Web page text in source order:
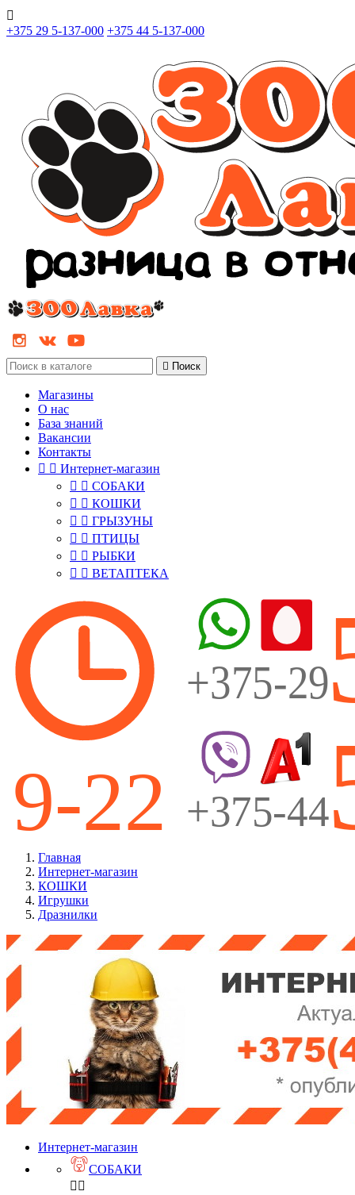

+375 29 5-137-000 +375 44 5-137-000
 Поиск
Магазины
О нас
База знаний
Вакансии
Контакты
  Интернет-магазин
  СОБАКИ
  КОШКИ
  ГРЫЗУНЫ
  ПТИЦЫ
  РЫБКИ
  ВЕТАПТЕКА
Главная
Интернет-магазин
КОШКИ
Игрушки
Дразнилки
Интернет-магазин
СОБАКИ
 